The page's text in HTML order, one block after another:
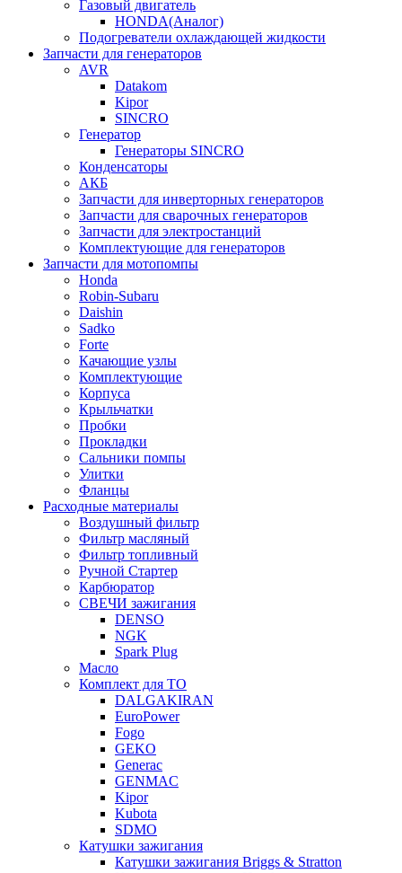
Газовый двигатель
HONDA(Aналог)
Подогреватели охлаждающей жидкости
Запчасти для генераторов
AVR
Datakom
Kipor
SINCRO
Генератор
Генераторы SINCRO
Конденсаторы
АКБ
Запчасти для инверторных генераторов
Запчасти для сварочных генераторов
Запчасти для электростанций
Комплектующие для генераторов
Запчасти для мотопомпы
Honda
Robin-Subaru
Daishin
Sadko
Forte
Качающие узлы
Комплектующие
Корпуса
Крыльчатки
Пробки
Прокладки
Сальники помпы
Улитки
Фланцы
Расходные материалы
Воздушный фильтр
Фильтр масляный
Фильтр топливный
Ручной Стартер
Карбюратор
СВЕЧИ зажигания
DENSO
NGK
Spark Plug
Масло
Комплект для ТО
DALGAKIRAN
EuroPower
Fogo
GEKO
Generac
GENMAC
Kipor
Kubota
SDMO
Катушки зажигания
Катушки зажигания Briggs & Stratton